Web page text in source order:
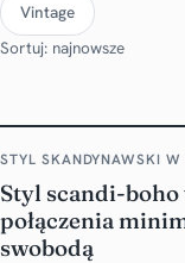
Vintage
Sortuj: najnowsze
STYL SKANDYNAWSKI
Styl scandi-
połączenia
swobodą